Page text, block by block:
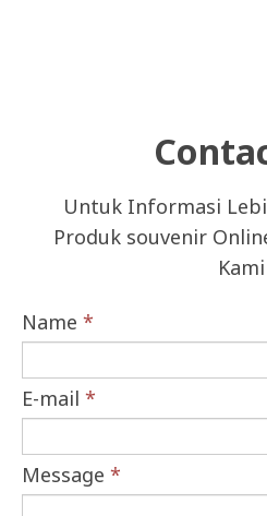
Untuk Informasi
Produk souvenir
Kami
Name *
E-mail *
Message *